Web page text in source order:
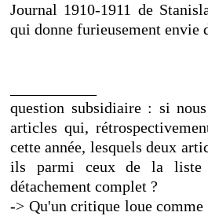
Journal 1910-1911 de
qui donne furieusement envie
question subsidiaire : si
articles qui,
cette année, lesquels deux
ils parmi ceux de la liste
détachement complet ?
-> Qu'un critique loue